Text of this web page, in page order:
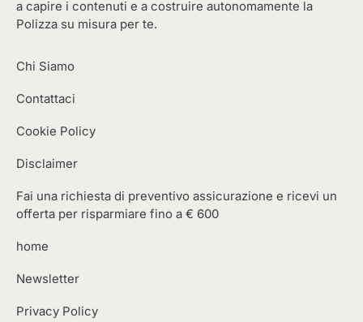
a capire i contenuti e a costruire autonomamente la
Polizza su misura per te.
Chi Siamo
Contattaci
Cookie Policy
Disclaimer
Fai una richiesta di preventivo assicurazione e ricevi un
offerta per risparmiare fino a € 600
home
Newsletter
Privacy Policy